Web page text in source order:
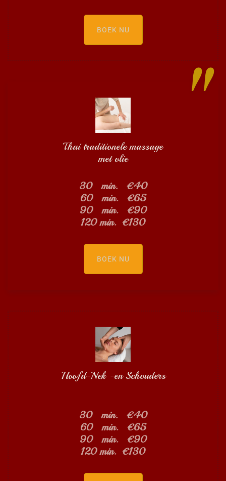
BOEK NU
Thai traditionele massage
met olie
30 min. €40
60 min. €65
90 min. €90
120 min. €130
BOEK NU
Hoofd-Nek -en Schouders
30 min. €40
60 min. €65
90 min. €90
120 min. €130